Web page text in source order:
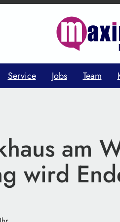
Service Jobs Team
am
wird